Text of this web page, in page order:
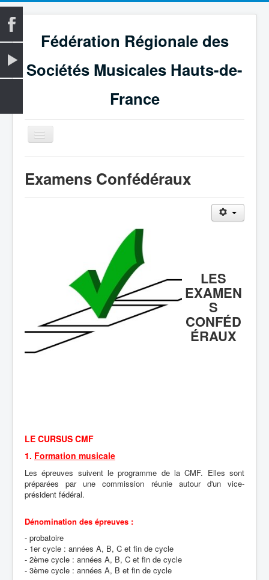
Fédération Régionale des
Sociétés Musicales Hauts-de-
France
Basculer
la
La Fédération
Boîte à Outils
Examens Confédéraux
LES
EXAMEN
S
CONFÉD
ÉRAUX
LE CURSUS CMF
1. Formation musicale
Les épreuves suivent le programme de la CMF. Elles sont
préparées par une commission réunie autour d'un vice-
président fédéral.
Dénomination des épreuves :
- probatoire
- 1er cycle : années A, B, C et fin de cycle
- 2ème cycle : années A, B, C et fin de cycle
- 3ème cycle : années A, B et fin de cycle